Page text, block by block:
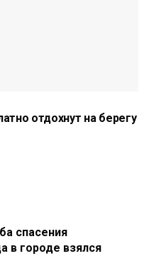
отдохнут на берегу
спасения
в городе взялся